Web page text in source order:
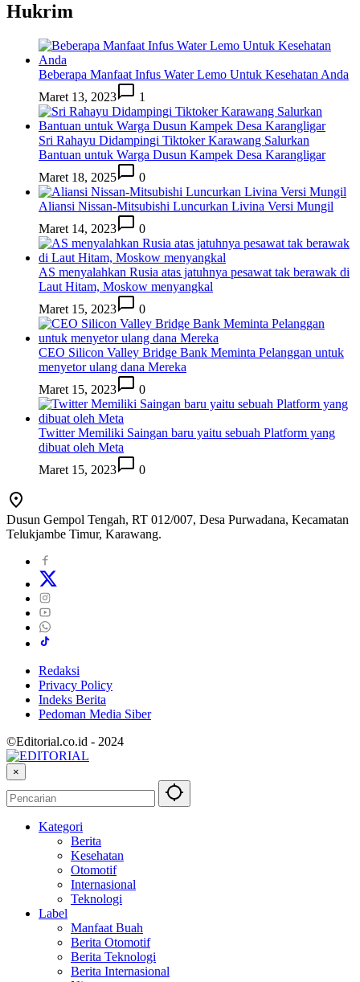
Hukrim
Beberapa Manfaat Infus Water Lemo Untuk Kesehatan Anda
Maret 13, 2023
1
Sri Rahayu Didampingi Tiktoker Karawang Salurkan
Bantuan untuk Warga Dusun Kampek Desa Karangligar
Maret 18, 2025
0
Aliansi Nissan-Mitsubishi Luncurkan Livina Versi Mungil
Maret 14, 2023
0
AS menyalahkan Rusia atas jatuhnya pesawat tak berawak di
Laut Hitam, Moskow menyangkal
Maret 15, 2023
0
CEO Silicon Valley Bridge Bank Meminta Pelanggan untuk
menyetor ulang dana Mereka
Maret 15, 2023
0
Twitter Memiliki Saingan baru yaitu sebuah Platform yang
dibuat oleh Meta
Maret 15, 2023
0
Dusun Gempol Tengah, RT 012/007, Desa Purwadana, Kecamatan
Telukjambe Timur, Karawang.
Redaksi
Privacy Policy
Indeks Berita
Pedoman Media Siber
©Editorial.co.id - 2024
×
Kategori
Berita
Kesehatan
Otomotif
Internasional
Teknologi
Label
Manfaat Buah
Berita Otomotif
Berita Teknologi
Berita Internasional